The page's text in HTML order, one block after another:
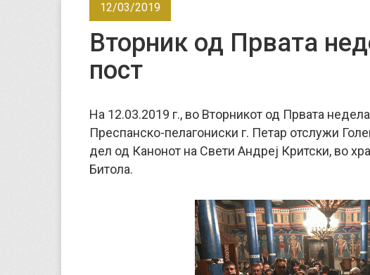
12/03/2019
Вторник од Првата
пост
На 12.03.2019 г., во Вторникот од Првата
Преспанско-пелагониски г. Петар отслужи
дел од Канонот на Свети Андреј Критски, во
Битола.